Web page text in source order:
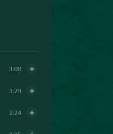
3:00
3:29
2:24